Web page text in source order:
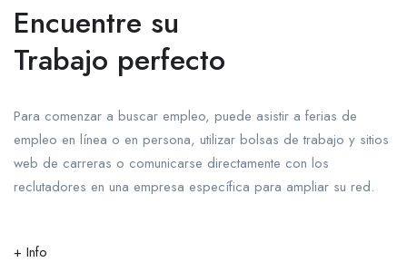
Encuentre su
Trabajo perfecto
Para comenzar a buscar empleo, puede asistir a ferias de
empleo en línea o en persona, utilizar bolsas de trabajo y sitios
web de carreras o comunicarse directamente con los
reclutadores en una empresa específica para ampliar su red.
+ Info